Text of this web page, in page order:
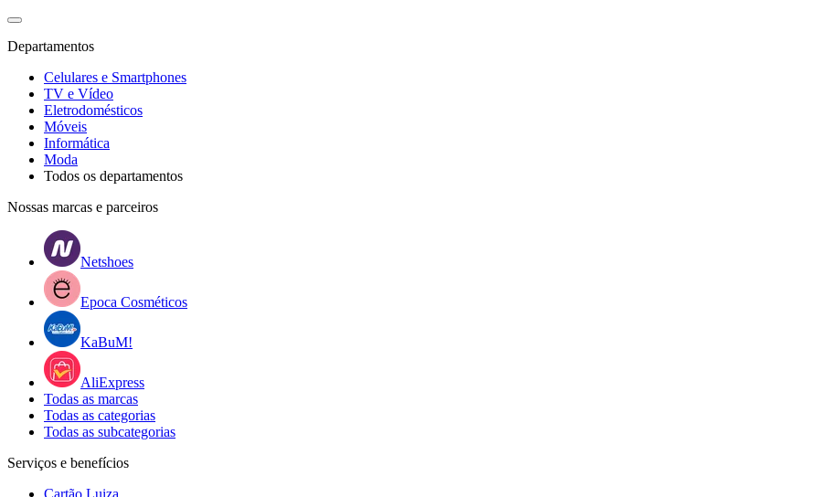
Departamentos
Celulares e Smartphones
TV e Vídeo
Eletrodomésticos
Móveis
Informática
Moda
Todos os departamentos
Nossas marcas e parceiros
Netshoes
Epoca Cosméticos
KaBuM!
AliExpress
Todas as marcas
Todas as categorias
Todas as subcategorias
Serviços e benefícios
Cartão Luiza